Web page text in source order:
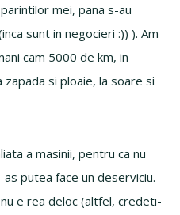
mei, pana s-au
sunt in negocieri :)) ). Am
cam 5000 de km, in
si ploaie, la soare si
a masinii, pentru ca nu
putea face un deserviciu.
e rea deloc (altfel, credeti-